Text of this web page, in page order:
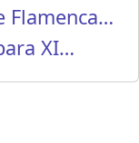
Flamenca…
XI…